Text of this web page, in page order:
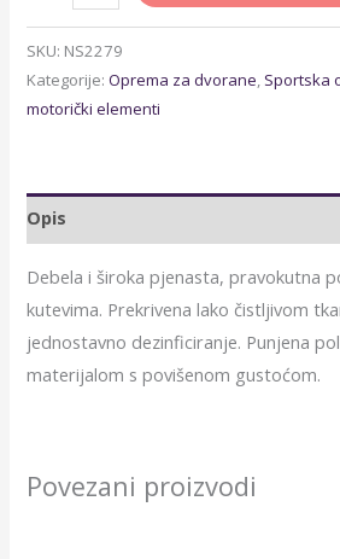
SKU: NS2279
Kategorije:Oprema za dvorane, Sportska
motorički elementi
Opis
Debela i široka pjenasta, pravokutna
kutevima. Prekrivena lako čistljivom
jednostavno dezinficiranje. Punjena
materijalom s povišenom gustoćom.
Povezani proizvodi